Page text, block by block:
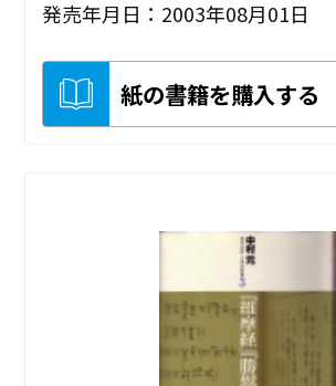
発売年月日：2003年08月01日
紙の書籍を購入する